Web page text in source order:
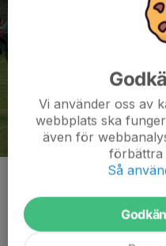
Vi använder oss av
webbplats ska
även för
förbättra
Så